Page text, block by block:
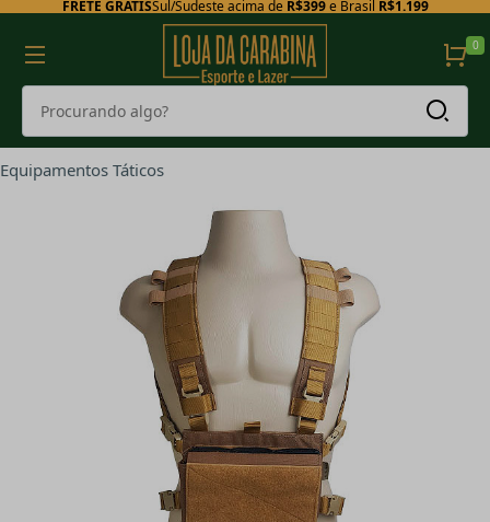
FRETE GRÁTISSul/Sudeste acima de R$399e Brasil R$1.199
0
Equipamentos Táticos